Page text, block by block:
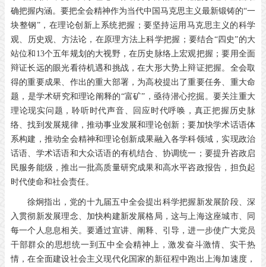
确把握内涵。要把全会精神作为当代中国马克思主义最新锻铸的“一
块整钢”，在理论创新上系统把握；要坚持运用马克思主义的科学
观、历史观、方法论，在原理方法上科学把握；要结合“四史”的大
站位和13个五年规划的大视野，在历史脉络上宏观把握；要用全面
辩证长远的眼光看待机遇和挑战，在大形大势上辩证把握。全会取
得的重要成果、作出的重大部署，为高校提出了重要任务、重大命
题，是学术研究和理论阐释的“富矿”，亟待潜心挖掘。要关注重大
理论现实问题，聆听时代声音、回应时代呼唤，真正把握历史脉
络、找到发展规律，推动事业发展和理论创新；要加快学术话语体
系构建，推动全会精神和理论创新成果融入各学科领域，实现政治
话语、学术话语和大众话语的有机结合、协调统一；要提升咨政启
民服务能级，推出一批高质量研究成果和高水平咨政报告，担负起
时代使命和社会责任。
徐炯指出，党的十九届五中全会提出科学把握新发展阶段、深
入贯彻新发展理念、加快构建新发展格局，这与上海这座城市、同
每一个人息息相关。要通过宣讲、阐释、引导，进一步使广大党员
干部群众的思想统一到五中全会精神上，激发奋斗激情、实干热
情，在全面建设社会主义现代化国家的新征程中跑出上海加速度，